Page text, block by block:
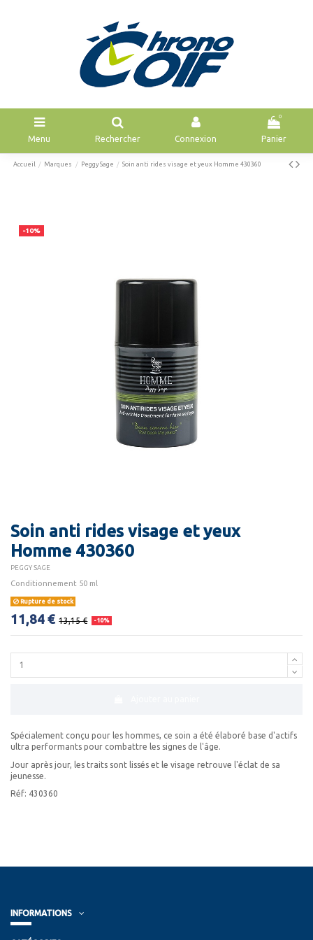
Menu Rechercher Connexion
0
Panier
Accueil Marques Peggy Sage Soin anti rides visage et yeux Homme 430360
-10%
Soin anti rides visage et yeux
Homme 430360
PEGGY SAGE
Conditionnement 50 ml
Rupture de stock
11,84 € 13,15 € -10%
Spécialement conçu pour les hommes, ce soin a été élaboré base d'actifs
ultra performants pour combattre les signes de l'âge.
Jour après jour, les traits sont lissés et le visage retrouve l'éclat de sa
jeunesse.
Réf: 430360
INFORMATIONS